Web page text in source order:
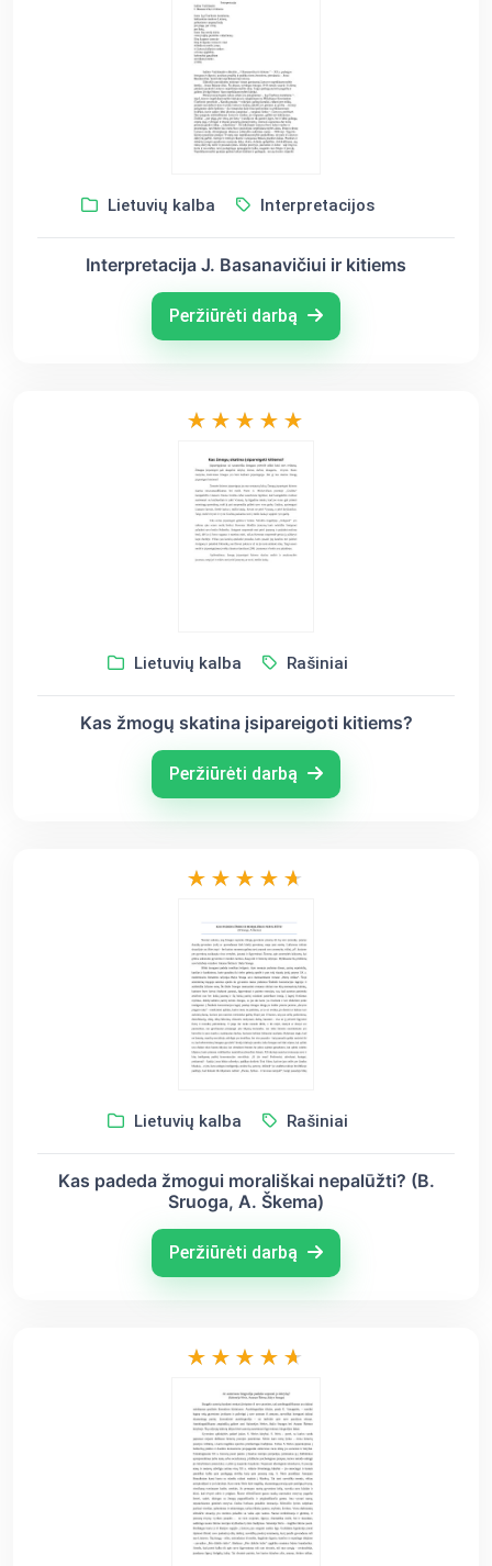
Lietuvių kalba Interpretacijos
Interpretacija J. Basanavičiui ir kitiems
Peržiūrėti darbą
Lietuvių kalba Rašiniai
Kas žmogų skatina įsipareigoti kitiems?
Peržiūrėti darbą
Lietuvių kalba Rašiniai
Kas padeda žmogui morališkai nepalūžti? (B.
Sruoga, A. Škema)
Peržiūrėti darbą